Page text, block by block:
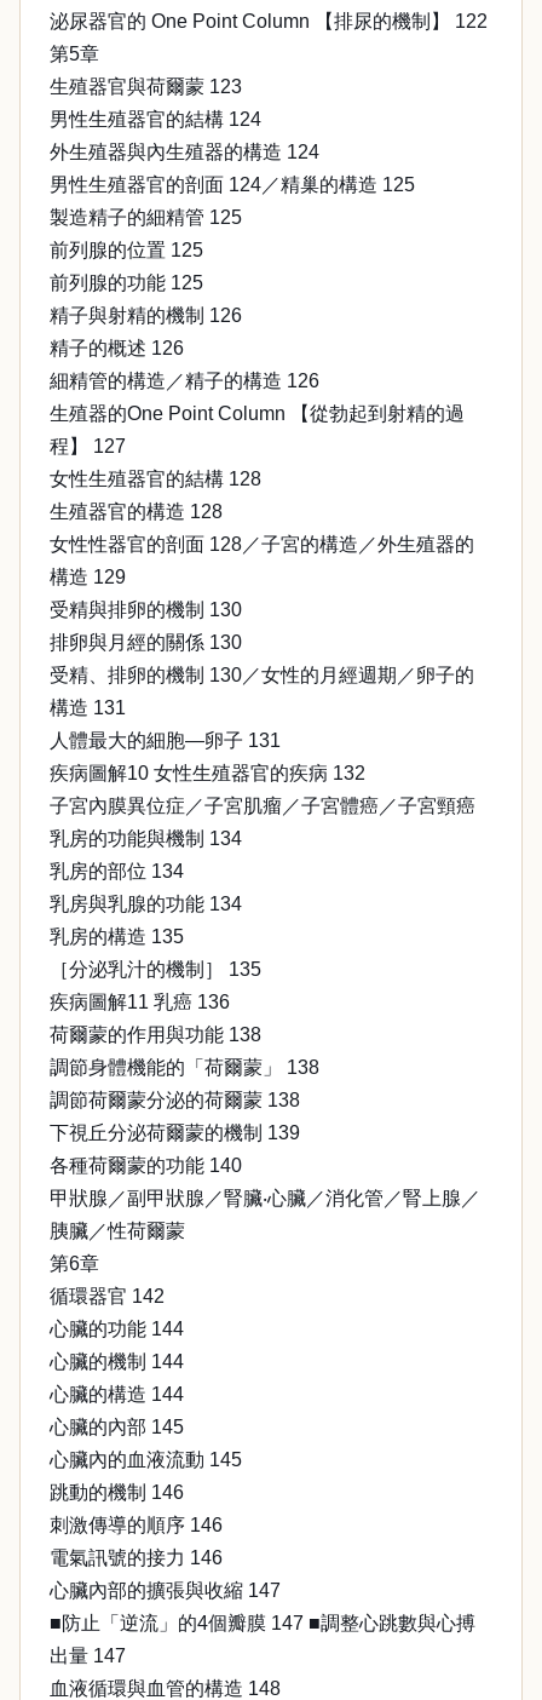
泌尿器官的 One Point Column 【排尿的機制】 122
第5章
生殖器官與荷爾蒙 123
男性生殖器官的結構 124
外生殖器與內生殖器的構造 124
男性生殖器官的剖面 124／精巢的構造 125
製造精子的細精管 125
前列腺的位置 125
前列腺的功能 125
精子與射精的機制 126
精子的概述 126
細精管的構造／精子的構造 126
生殖器的One Point Column 【從勃起到射精的過
程】 127
女性生殖器官的結構 128
生殖器官的構造 128
女性性器官的剖面 128／子宮的構造／外生殖器的
構造 129
受精與排卵的機制 130
排卵與月經的關係 130
受精、排卵的機制 130／女性的月經週期／卵子的
構造 131
人體最大的細胞—卵子 131
疾病圖解10 女性生殖器官的疾病 132
子宮內膜異位症／子宮肌瘤／子宮體癌／子宮頸癌
乳房的功能與機制 134
乳房的部位 134
乳房與乳腺的功能 134
乳房的構造 135
［分泌乳汁的機制］ 135
疾病圖解11 乳癌 136
荷爾蒙的作用與功能 138
調節身體機能的「荷爾蒙」 138
調節荷爾蒙分泌的荷爾蒙 138
下視丘分泌荷爾蒙的機制 139
各種荷爾蒙的功能 140
甲狀腺／副甲狀腺／腎臟‧心臟／消化管／腎上腺／
胰臟／性荷爾蒙
第6章
循環器官 142
心臟的功能 144
心臟的機制 144
心臟的構造 144
心臟的內部 145
心臟內的血液流動 145
跳動的機制 146
刺激傳導的順序 146
電氣訊號的接力 146
心臟內部的擴張與收縮 147
■防止「逆流」的4個瓣膜 147 ■調整心跳數與心搏
出量 147
血液循環與血管的構造 148